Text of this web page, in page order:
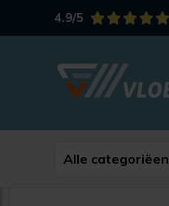
4.9/5
Alle categoriëen